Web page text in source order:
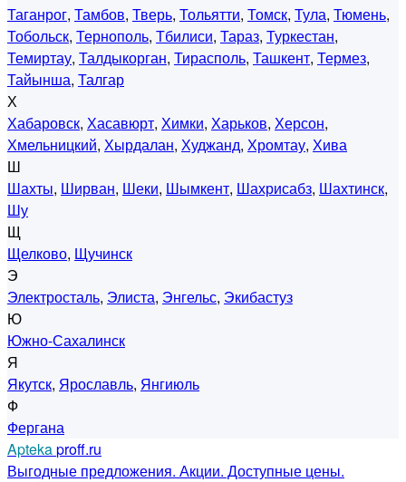
Таганрог, Тамбов, Тверь, Тольятти, Томск, Тула, Тюмень,
Тобольск, Тернополь, Тбилиси, Тараз, Туркестан,
Темиртау, Талдыкорган, Тирасполь, Ташкент, Термез,
Тайынша, Талгар
Х
Хабаровск, Хасавюрт, Химки, Харьков, Херсон,
Хмельницкий, Хырдалан, Худжанд, Хромтау, Хива
Ш
Шахты, Ширван, Шеки, Шымкент, Шахрисабз, Шахтинск,
Шу
Щ
Щелково, Щучинск
Э
Электросталь, Элиста, Энгельс, Экибастуз
Ю
Южно-Сахалинск
Я
Якутск, Ярославль, Янгиюль
Ф
Фергана
Aptekaproff.ru
Выгодные предложения. Акции. Доступные цены.